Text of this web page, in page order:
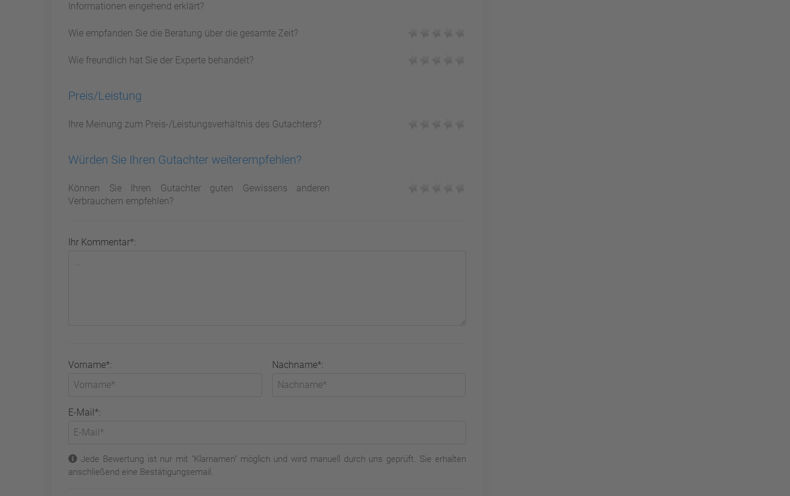
Informationen eingehend erklärt?
Wie empfanden Sie die Beratung über die gesamte Zeit?
Wie freundlich hat Sie der Experte behandelt?
Preis/Leistung
Ihre Meinung zum Preis-/Leistungsverhältnis des Gutachters?
Würden Sie Ihren Gutachter weiterempfehlen?
Können Sie Ihren Gutachter guten Gewissens anderen
Verbrauchern empfehlen?
Ihr Kommentar*:
Vorname*: Nachname*:
E-Mail*:
Jede Bewertung ist nur mit "Klarnamen" möglich und wird manuell durch uns geprüft. Sie erhalten
anschließend eine Bestätigungsemail.